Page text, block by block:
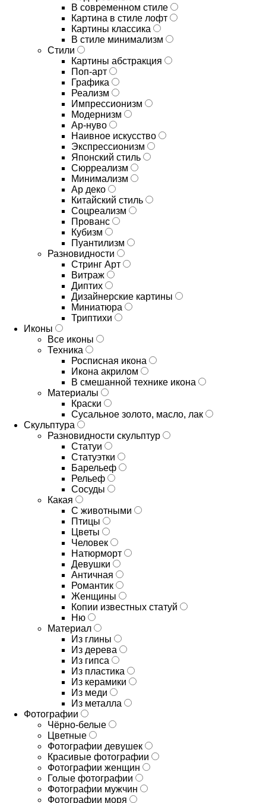
В современном стиле
Картина в стиле лофт
Картины классика
В стиле минимализм
Стили
Картины абстракция
Поп-арт
Графика
Реализм
Импрессионизм
Модернизм
Ар-нуво
Наивное искусство
Экспрессионизм
Японский стиль
Сюрреализм
Минимализм
Ар деко
Китайский стиль
Соцреализм
Прованс
Кубизм
Пуантилизм
Разновидности
Стринг Арт
Витраж
Диптих
Дизайнерские картины
Миниатюра
Триптихи
Иконы
Все иконы
Техника
Росписная икона
Икона акрилом
В смешанной технике икона
Материалы
Краски
Сусальное золото, масло, лак
Скульптура
Разновидности скульптур
Статуи
Статуэтки
Барельеф
Рельеф
Сосуды
Какая
С животными
Птицы
Цветы
Человек
Натюрморт
Девушки
Античная
Романтик
Женщины
Копии известных статуй
Ню
Материал
Из глины
Из дерева
Из гипса
Из пластика
Из керамики
Из меди
Из металла
Фотографии
Чёрно-белые
Цветные
Фотографии девушек
Красивые фотографии
Фотографии женщин
Голые фотографии
Фотографии мужчин
Фотографии моря